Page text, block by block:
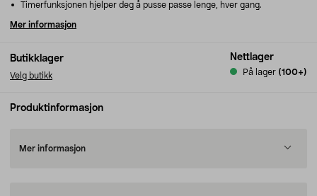
Butikklager
Velg butikk
Nettlager
På lager (100+)
Timerfunksjonen hjelper deg å pusse passe lenge, hver gang.
Mer informasjon
Produktinformasjon
Mer informasjon